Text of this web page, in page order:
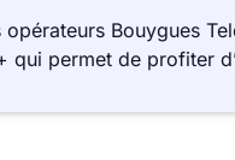
Bouygues
permet de profiter